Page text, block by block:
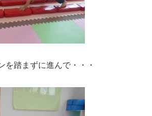
を踏まずに進んで・・・